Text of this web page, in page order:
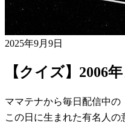
2025年9月9日
【クイズ】2006
ママテナから毎日配信中の
この日に生まれた有名人の